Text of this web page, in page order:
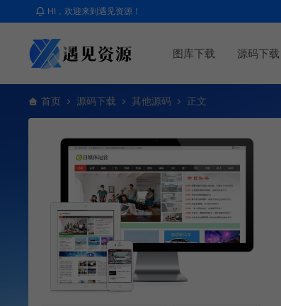
HI，欢迎来到遇见资源！
图库下载 源码下载
首页 源码下载 其他源码 正文